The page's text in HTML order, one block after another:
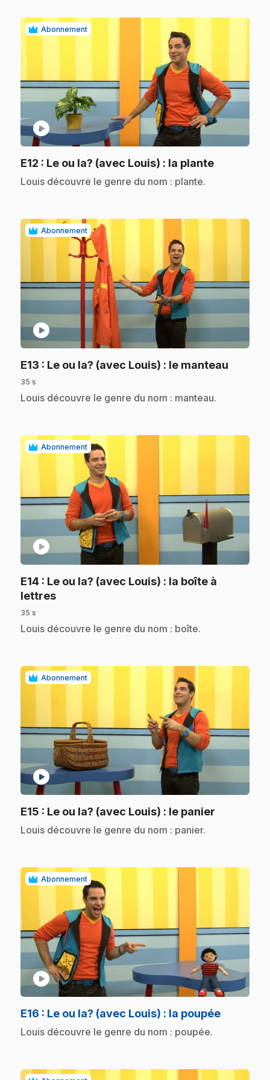
Abonnement
play_circle
E12 : Le ou la? (avec Louis) : la plante.
.Louis découvre le genre du nom : plante.
Abonnement
play_circle
E13 : Le ou la? (avec Louis) : le manteau
35 s
.Louis découvre le genre du nom : manteau.
Abonnement
play_circle
E14 : Le ou la? (avec Louis) : la boîte à
lettres.
35 s
.Louis découvre le genre du nom : boîte.
Abonnement
play_circle
E15 : Le ou la? (avec Louis) : le panier
.Louis découvre le genre du nom : panier.
Abonnement
play_circle
E16 : Le ou la? (avec Louis) : la poupée.
.Louis découvre le genre du nom : poupée.